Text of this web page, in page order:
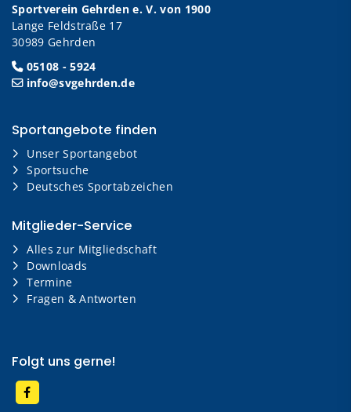
Sportverein Gehrden e. V. von 1900
Lange Feldstraße 17
30989 Gehrden
05108 - 5924
info@svgehrden.de
Sportangebote finden
Unser Sportangebot
Sportsuche
Deutsches Sportabzeichen
Mitglieder-Service
Alles zur Mitgliedschaft
Downloads
Termine
Fragen & Antworten
Folgt uns gerne!